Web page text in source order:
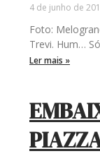
4 de junho de
Foto:
Trevi. Hum…
Ler mais »